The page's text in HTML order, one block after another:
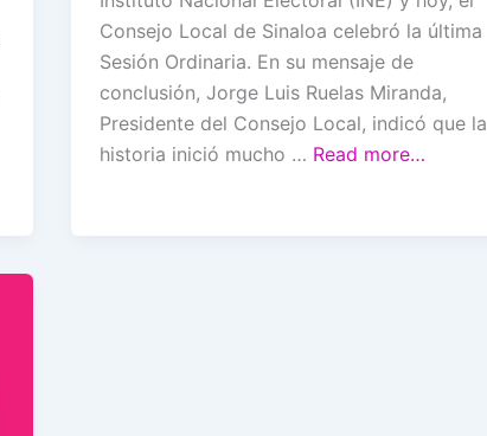
Consejo Local de Sinaloa celebró la última
Sesión Ordinaria. En su mensaje de
conclusión, Jorge Luis Ruelas Miranda,
Presidente del Consejo Local, indicó que la
historia inició mucho … Read more…